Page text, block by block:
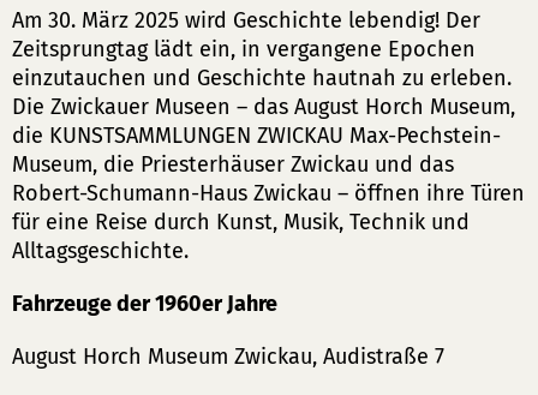
Am 30. März 2025 wird Geschichte lebendig! Der
Zeitsprungtag lädt ein, in vergangene Epochen
einzutauchen und Geschichte hautnah zu erleben.
Die Zwickauer Museen – das August Horch Museum,
die KUNSTSAMMLUNGEN ZWICKAU Max-Pechstein-
Museum, die Priesterhäuser Zwickau und das
Robert-Schumann-Haus Zwickau – öffnen ihre Türen
für eine Reise durch Kunst, Musik, Technik und
Alltagsgeschichte.
Fahrzeuge der 1960er Jahre
August Horch Museum Zwickau, Audistraße 7